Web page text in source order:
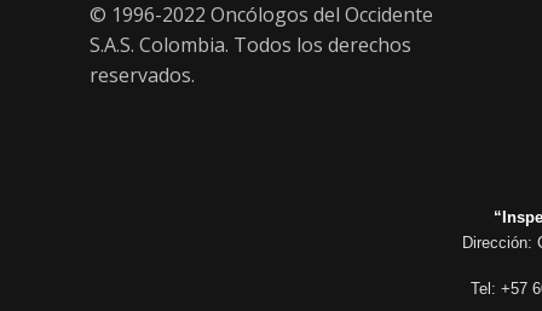
© 1996-2022 Oncólogos del Occidente
S.A.S. Colombia. Todos los derechos
reservados.
Dirección:
Tel: +57